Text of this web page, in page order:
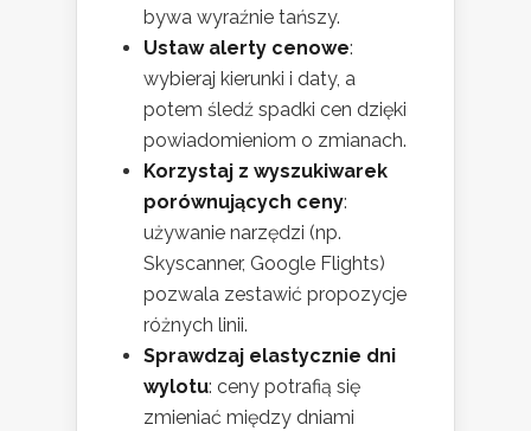
bywa wyraźnie tańszy.
Ustaw alerty cenowe:
wybieraj kierunki i daty, a
potem śledź spadki cen dzięki
powiadomieniom o zmianach.
Korzystaj z wyszukiwarek
porównujących ceny:
używanie narzędzi (np.
Skyscanner, Google Flights)
pozwala zestawić propozycje
różnych linii.
Sprawdzaj elastycznie dni
wylotu: ceny potrafią się
zmieniać między dniami